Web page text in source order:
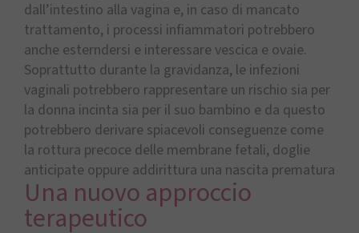
dall’intestino alla vagina e, in caso di mancato
trattamento, i processi infiammatori potrebbero
anche esterndersi e interessare vescica e ovaie.
Soprattutto durante la gravidanza, le infezioni
vaginali potrebbero rappresentare un rischio sia per
la donna incinta sia per il suo bambino e da questo
potrebbero derivare spiacevoli conseguenze come
la rottura precoce delle membrane fetali, doglie
anticipate oppure addirittura una nascita prematura
Una nuovo approccio
terapeutico